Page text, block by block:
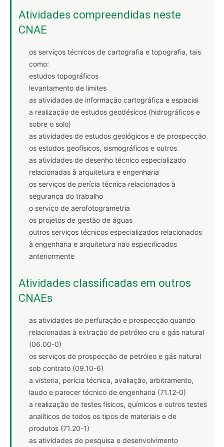
Atividades compreendidas neste
CNAE
os serviços técnicos de cartografia e topografia, tais
como:
estudos topográficos
levantamento de limites
as atividades de informação cartográfica e espacial
a realização de estudos geodésicos (hidrográficos e
sobre o solo)
as atividades de estudos geológicos e de prospecção
os estudos geofísicos, sismográficos e outros
as atividades de desenho técnico especializado
relacionadas à arquitetura e engenharia
os serviços de perícia técnica relacionados à
segurança do trabalho
o serviço de aerofotogrametria
os projetos de gestão de águas
outros serviços técnicos especializados relacionados
à engenharia e arquitetura não especificados
anteriormente
Atividades classificadas em outros
CNAEs
as atividades de perfuração e prospecção quando
relacionadas à extração de petróleo cru e gás natural
(06.00-0)
os serviços de prospecção de petróleo e gás natural
sob contrato (09.10-6)
a vistoria, perícia técnica, avaliação, arbitramento,
laudo e parecer técnico de engenharia (71.12-0)
a realização de testes físicos, químicos e outros testes
analíticos de todos os tipos de materiais e de
produtos (71.20-1)
as atividades de pesquisa e desenvolvimento